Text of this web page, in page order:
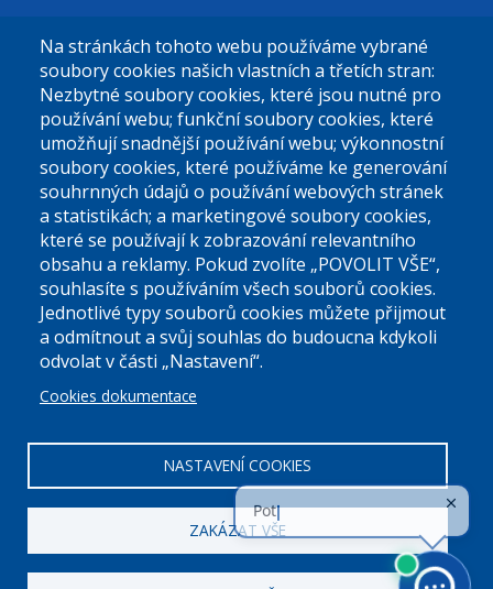
El. podatelna (bez el. podpisu):
podatelna@praha9.cz
Úřední dny:
Po a St: 08.00-12.00; 13.00-18.00
Úřední hodiny
00063894DIČ:CZ00063894
Na stránkách tohoto webu používáme vybrané
soubory cookies našich vlastních a třetích stran:
Nezbytné soubory cookies, které jsou nutné pro
používání webu; funkční soubory cookies, které
umožňují snadnější používání webu; výkonnostní
soubory cookies, které používáme ke generování
souhrnných údajů o používání webových stránek
a statistikách; a marketingové soubory cookies,
které se používají k zobrazování relevantního
obsahu a reklamy. Pokud zvolíte „POVOLIT VŠE“,
souhlasíte s používáním všech souborů cookies.
Jednotlivé typy souborů cookies můžete přijmout
a odmítnout a svůj souhlas do budoucna kdykoli
odvolat v části „Nastavení“.
Cookies dokumentace
NASTAVENÍ COOKIES
ZAKÁZAT VŠE